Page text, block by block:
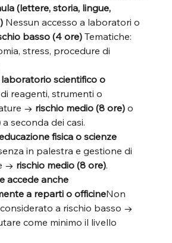
(lettere, storia, lingue,
Nessun accesso a laboratori o
basso (4 ore) Tematiche:
stress, procedure di
scientifico o
reagenti, strumenti o
→ rischio medio (8 ore) o
a seconda dei casi.
fisica o scienze
in palestra e gestione di
→ rischio medio (8 ore).
accede anche
a reparti o officineNon
a rischio basso →
come minimo il livello